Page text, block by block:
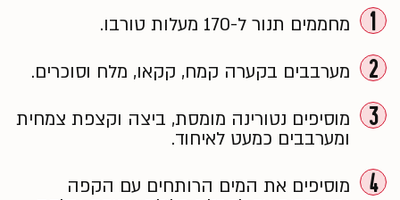
1 מחממים תנור ל-170 מעלות טורבו.
2 מערבבים בקערה קמח, קקאו, מלח וסוכרים.
3
מוסיפים נטורינה מומסת, ביצה וקצפת צמחית
ומערבבים כמעט לאיחוד.
4
מוסיפים את המים הרותחים עם הקפה